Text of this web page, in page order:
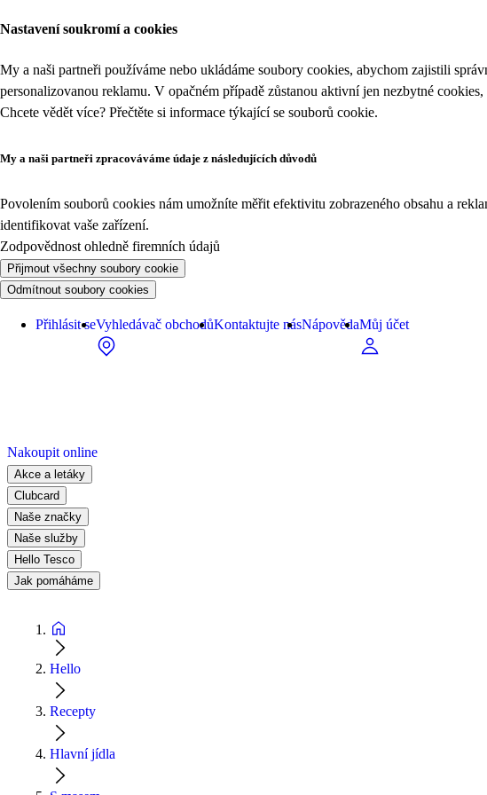
Nastavení soukromí a cookies
My a naši partneři používáme nebo ukládáme soubory cookies, abychom zajistili
personalizovanou reklamu. V opačném případě zůstanou aktivní jen nezbytné
Chcete vědět více? Přečtěte si informace týkající se souborů cookie.
My a naši partneři zpracováváme údaje z následujících důvodů
Povolením souborů cookies nám umožníte měřit efektivitu zobrazeného obsahu a
identifikovat vaše zařízení.
Zodpovědnost ohledně firemních údajů
Přijmout všechny soubory cookie
Odmítnout soubory cookies
Přihlásit seVyhledávač obchodůKontaktujte násNápovědaMůj účet
Nakoupit online
Akce a letáky
Clubcard
Naše značky
Naše služby
Hello Tesco
Jak pomáháme
Hello
Recepty
Hlavní jídla